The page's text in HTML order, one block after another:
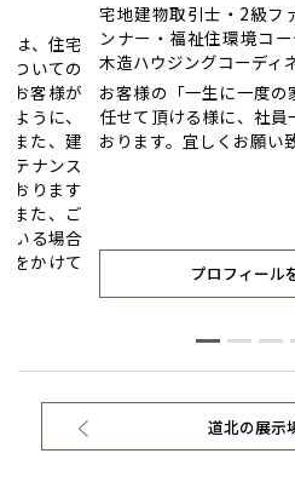
は、住宅
ついての
お客様が
うに、
また、建
テナンス
おります
また、ご
いる場合
をかけて
宅地建物取引士・2級フ
ンナー・福祉住環境コ
木造ハウジングコーディ
お客様の「一生に一度の
任せて頂ける様に、社員
おります。宜しくお願い
プロフィール
道北の展示